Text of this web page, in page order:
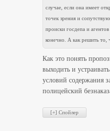
случае, если она имеет
точек зрения и
происки госдепа и
конечно. А как решить то,
Как это понять
выходить и
условий содержания
полицейский